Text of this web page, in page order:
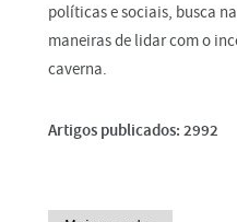
políticas e sociais, busca
maneiras de lidar com o
caverna.
Artigos publicados: 2992